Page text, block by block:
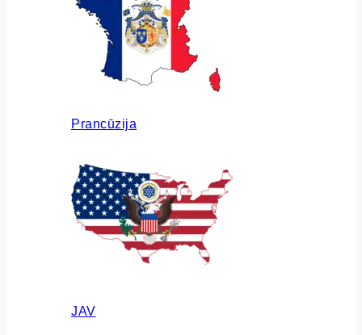
Prancūzija
JAV